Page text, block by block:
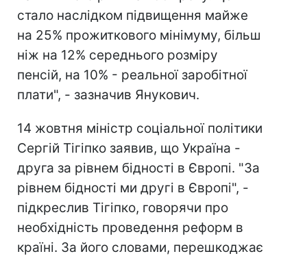
стало наслідком підвищення майже
на 25% прожиткового мінімуму, більш
ніж на 12% середнього розміру
пенсій, на 10% - реальної заробітної
плати", - зазначив Янукович.
14 жовтня міністр соціальної політики
Сергій Тігіпко заявив, що Україна -
друга за рівнем бідності в Європі. "За
рівнем бідності ми другі в Європі", -
підкреслив Тігіпко, говорячи про
необхідність проведення реформ в
країні. За його словами, перешкоджає